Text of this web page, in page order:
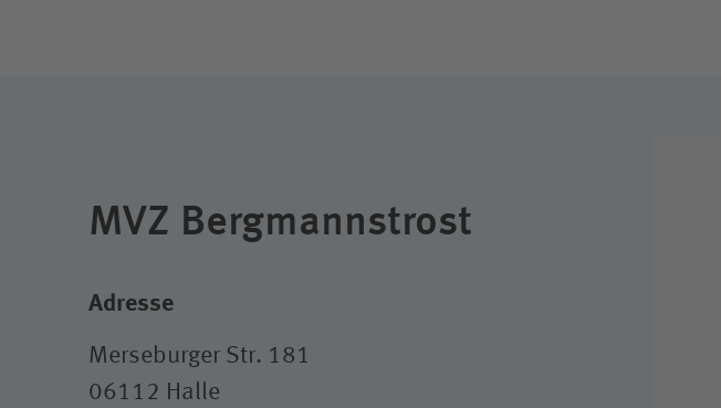
MVZ Bergmannstrost
Adresse
Merseburger Str. 181
06112 Halle